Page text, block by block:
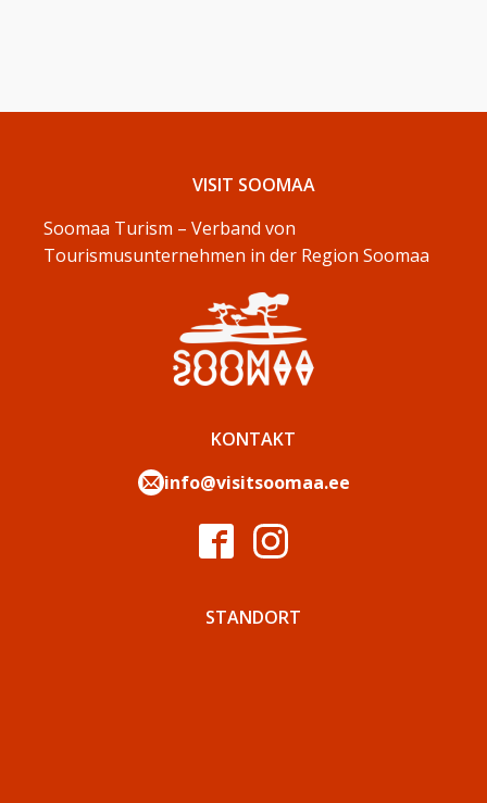
VISIT SOOMAA
Soomaa Turism – Verband von
Tourismusunternehmen in der Region Soomaa
KONTAKT
info@visitsoomaa.ee
STANDORT